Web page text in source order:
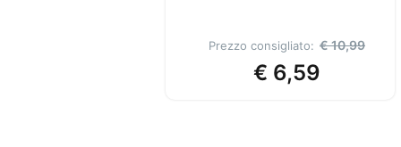
Prezzo consigliato: €10,99
€ 6,59